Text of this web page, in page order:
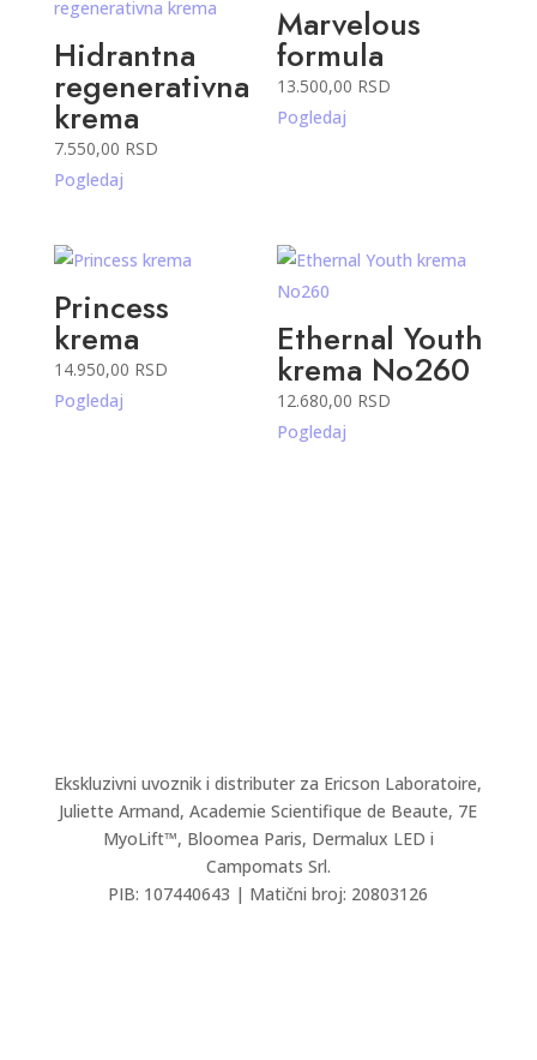
Hidrantna
regenerativna
krema
7.550,00 RSD
Pogledaj
Marvelous
formula
13.500,00 RSD
Pogledaj
Princess
krema
14.950,00 RSD
Pogledaj
Ethernal Youth
krema No260
12.680,00 RSD
Pogledaj
Ekskluzivni uvoznik i distributer za Ericson Laboratoire,
Juliette Armand,Academie Scientifique de Beaute, 7E
MyoLift™, Bloomea Paris, Dermalux LED i
Campomats Srl.
PIB: 107440643 | Matični broj: 20803126